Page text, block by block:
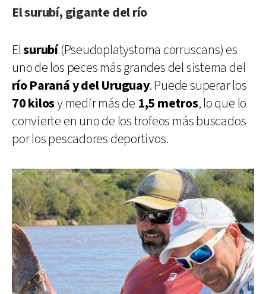
El surubí, gigante del río
Elsurubí(Pseudoplatystoma corruscans) es
uno de los peces más grandes del sistema del
río Paraná y del Uruguay. Puede superar los
70 kilosy medir más de 1,5 metros, lo que lo
convierte en uno de los trofeos más buscados
por los pescadores deportivos.